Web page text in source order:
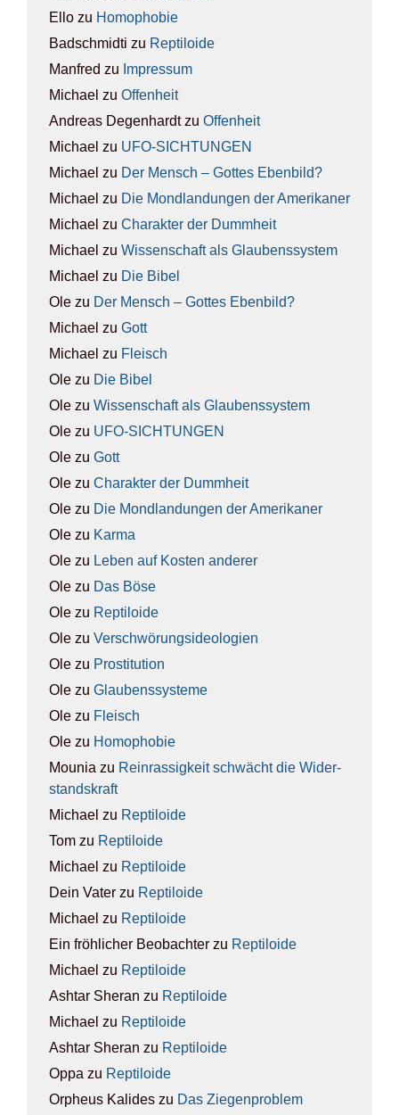
Ello zu Homo­pho­bie
Badschmidti zu Rep­ti­lo­ide
Manfred zu Impres­sum
Michael zu Offen­heit
Andreas Degenhardtzu Offen­heit
Michael zu UFO-SICH­TUN­GEN
Michael zu Der Mensch – Got­tes Eben­bild?
Michael zu Die Mond­lan­dun­gen der Ame­ri­ka­ner
Michael zu Cha­rak­ter der Dumm­heit
Michael zu Wis­sen­schaft als Glau­bens­sys­tem
Michael zu Die Bibel
Ole zu Der Mensch – Got­tes Eben­bild?
Michael zu Gott
Michael zu Fleisch
Ole zu Die Bibel
Ole zu Wis­sen­schaft als Glau­bens­sys­tem
Ole zu UFO-SICH­TUN­GEN
Ole zu Gott
Ole zu Cha­rak­ter der Dumm­heit
Ole zu Die Mond­lan­dun­gen der Ame­ri­ka­ner
Ole zu Kar­ma
Ole zu Leben auf Kos­ten ande­rer
Ole zu Das Böse
Ole zu Rep­ti­lo­ide
Ole zu Ver­schwö­rungs­ideo­lo­gien
Ole zu Pro­sti­tu­ti­on
Ole zu Glau­bens­sys­te­me
Ole zu Fleisch
Ole zu Homo­pho­bie
Mounia zu Rein­ras­sig­keit schwächt die Wider­
stands­kraft
Michael zu Rep­ti­lo­ide
Tom zu Rep­ti­lo­ide
Michael zu Rep­ti­lo­ide
Dein Vater zu Rep­ti­lo­ide
Michael zu Rep­ti­lo­ide
Ein fröhlicher Beobachter zu Rep­ti­lo­ide
Michael zu Rep­ti­lo­ide
Ashtar Sheran zu Rep­ti­lo­ide
Michael zu Rep­ti­lo­ide
Ashtar Sheran zu Rep­ti­lo­ide
Oppa zu Rep­ti­lo­ide
Orpheus Kalides zu Das Zie­gen­pro­blem